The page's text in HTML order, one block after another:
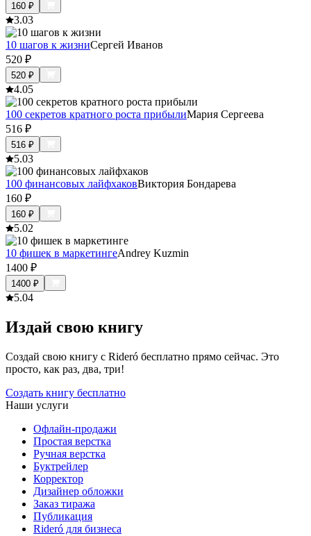
160 ₽
3.03
10 шагов к жизниСергей Иванов
520 ₽
520 ₽
4.05
100 секретов кратного роста прибылиМария Сергеева
516 ₽
516 ₽
5.03
100 финансовых лайфхаковВиктория Бондарева
160 ₽
160 ₽
5.02
10 фишек в маркетингеAndrey Kuzmin
1400 ₽
1400 ₽
5.04
Издай свою книгу
Создай свою книгу с Rideró бесплатно прямо сейчас. Это
просто, как раз, два, три!
Создать книгу бесплатно
Наши услуги
Офлайн-продажи
Простая верстка
Ручная верстка
Буктрейлер
Корректор
Дизайнер обложки
Заказ тиража
Публикация
Rideró для бизнеса